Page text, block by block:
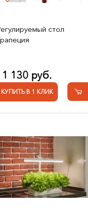
стол
130 руб.
КУПИТЬ В 1 КЛИК